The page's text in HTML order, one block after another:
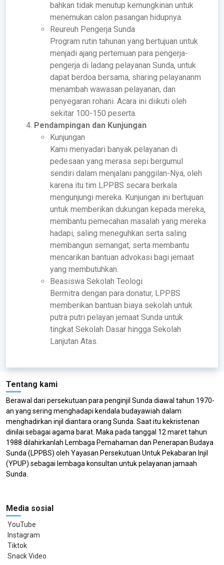
bahkan tidak menutup kemungkinan untuk
menemukan calon pasangan hidupnya.
Reureuh Pengerja Sunda
Program rutin tahunan yang bertujuan untuk
menjadi ajang pertemuan para pengerja-
pengerja di ladang pelayanan Sunda, untuk
dapat berdoa bersama, sharing pelayananm
menambah wawasan pelayanan, dan
penyegaran rohani. Acara ini diikuti oleh
sekitar 100-150 peserta.
Pendampingan dan Kunjungan
Kunjungan
Kami menyadari banyak pelayanan di
pedesaan yang merasa sepi bergumul
sendiri dalam menjalani panggilan-Nya, oleh
karena itu tim LPPBS secara berkala
mengunjungi mereka. Kunjungan ini bertujuan
untuk memberikan dukungan kepada mereka,
membantu pemecahan masalah yang mereka
hadapi, saling meneguhkan serta saling
membangun semangat, serta membantu
mencarikan bantuan advokasi bagi jemaat
yang membutuhkan.
Beasiswa Sekolah Teologi
Bermitra dengan para donatur, LPPBS
memberikan bantuan biaya sekolah untuk
putra putri pelayan jemaat Sunda untuk
tingkat Sekolah Dasar hingga Sekolah
Lanjutan Atas.
Tentang kami
Berawal dari persekutuan para penginjil Sunda diawal tahun 1970-
an yang sering menghadapi kendala budayawiah dalam
menghadirkan injil diantara orang Sunda. Saat itu kekristenan
dinilai sebagai agama barat. Maka pada tanggal 12 maret tahun
1988 dilahirkanlah Lembaga Pemahaman dan Penerapan Budaya
Sunda (LPPBS) oleh Yayasan Persekutuan Untuk Pekabaran Injil
(YPUP) sebagai lembaga konsultan untuk pelayanan jamaah
Sunda.
Media sosial
YouTube
Instagram
Tiktok
Snack Video